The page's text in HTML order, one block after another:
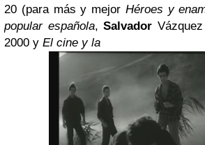
20 (para más y mejor Héroes y
popular española, Salvador
2000 y El cine y la